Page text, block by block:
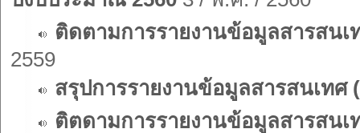
ติดตามการรายงานข้อมูลสารสน
2559
สรุปการรายงานข้อมูลสารสนเทศ
ติตดามการรายงานข้อมูลสารสนเ